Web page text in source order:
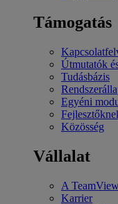
Támogatás
Útmutatók
Tudásbázis
Egyéni
Közösség
Vállalat
A
Karrier